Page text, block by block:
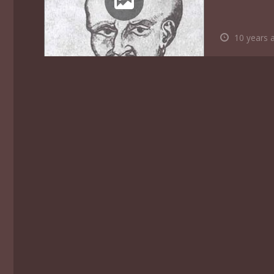
10 years